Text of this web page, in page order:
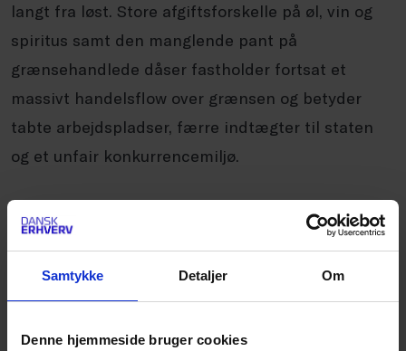
Samtykke Detaljer Om
Denne hjemmeside bruger cookies
langt fra løst. Store afgiftsforskelle på øl, vin og
spiritus samt den manglende pant på
grænsehandlede dåser fastholder fortsat et
massivt handelsflow over grænsen og betyder
tabte arbejdspladser, færre indtægter til staten
og et unfair konkurrencemiljø.
Der er derfor behov for yderligere politisk
handling. Skal Danmark for alvor dæmme op for
grænsehandlen, kræver det lavere afgifter på de
mest grænsefølsomme varer, indførelse af tysk